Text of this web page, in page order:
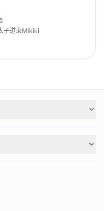
子道東Mikiki